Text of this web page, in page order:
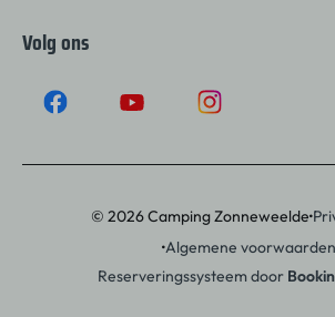
Volg ons
© 2026 Camping Zonneweelde·
·Algemene voorwaarden
Reserveringssysteem door